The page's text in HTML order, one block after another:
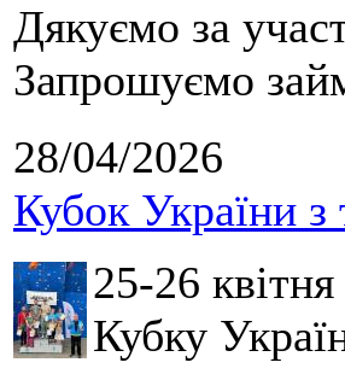
Дякуємо за
Запрошуємо
28/04/2026
Кубок України з
25-26
Кубку